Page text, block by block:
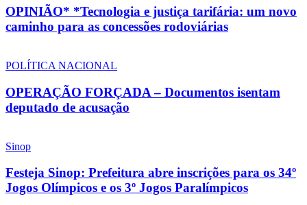
OPINIÃO* *Tecnologia e justiça tarifária: um novo
caminho para as concessões rodoviárias
POLÍTICA NACIONAL
OPERAÇÃO FORÇADA – Documentos isentam
deputado de acusação
Sinop
Festeja Sinop: Prefeitura abre inscrições para os 34º
Jogos Olímpicos e os 3º Jogos Paralímpicos